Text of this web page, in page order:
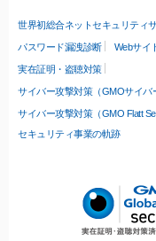
世界初総合ネットセキュリティ
パスワード漏洩診断 Webサイ
実在証明・盗聴対策
サイバー攻撃対策（GMOサイバ
サイバー攻撃対策（GMO Flatt
セキュリティ事業の軌跡